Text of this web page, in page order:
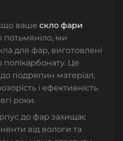
ваше скло фари
ми
для фар, виготовлені
полікарбонату. Це
до подряпин матеріал,
і ефективність
роки.
до фар захищає
від вологи та